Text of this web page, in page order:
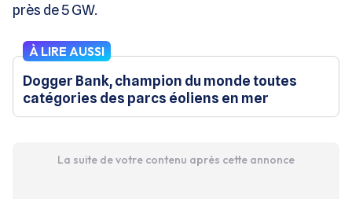
près de 5 GW.
À LIRE AUSSI
Dogger Bank, champion du monde toutes
catégories des parcs éoliens en mer
La suite de votre contenu après cette annonce